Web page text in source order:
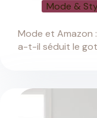
Mode &
Mode et Amazon
a-t-il séduit le